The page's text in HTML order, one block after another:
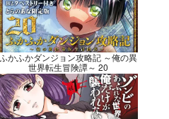
ふかふかダンジョン攻略記 ～俺の異
世界転生冒険譚～ 20